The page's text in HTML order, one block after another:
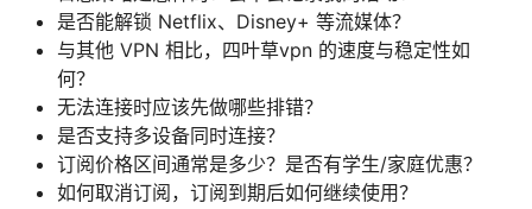
是否能解锁 Netflix、Disney+ 等流媒体？
与其他 VPN 相比，四叶草vpn 的速度与稳定性如
何？
无法连接时应该先做哪些排错？
是否支持多设备同时连接？
订阅价格区间通常是多少？是否有学生/家庭优惠？
如何取消订阅，订阅到期后如何继续使用？